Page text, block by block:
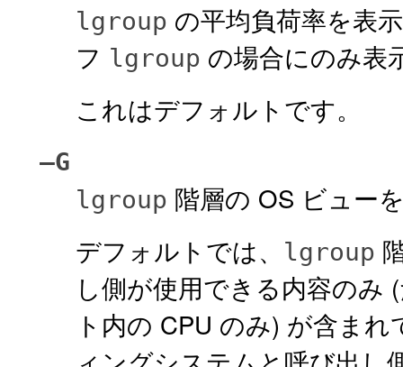
lgroup の平均負荷率を表
フ lgroup の場合にのみ表
これはデフォルトです。
–G
lgroup 階層の OS ビュー
デフォルトでは、
lgroup
し側が使用できる内容のみ
ト内の CPU のみ) が含ま